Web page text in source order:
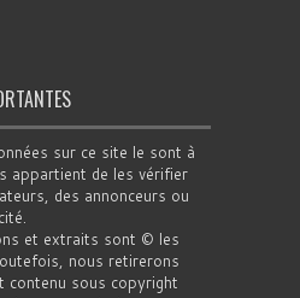
sur ce site le sont à
appartient de les vérifier
des annonceurs ou
et extraits sont © les
nous retirerons
contenu sous copyright